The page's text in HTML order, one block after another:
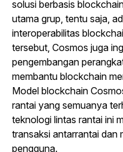
solusi berbasis
utama grup, tentu saja,
interoperabilitas
tersebut, Cosmos juga
pengembangan
membantu blockchain
Model blockchain
rantai yang semuanya
teknologi lintas rantai ini
transaksi antarrantai dan
pengguna.